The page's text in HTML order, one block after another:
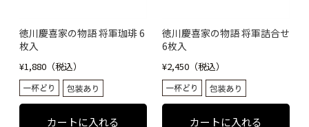
徳川慶喜家の物語 将軍珈琲 6
枚入
¥1,880（税込）
徳川慶喜家の物語 将軍詰合せ
6枚入
¥2,450（税込）